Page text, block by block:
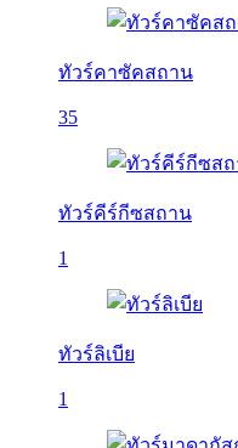
ทัวร์คาซัคสถาน
35
ทัวร์คีร์กีซสถาน
1
ทัวร์ลิเบีย
1